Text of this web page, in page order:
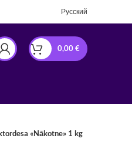
Русский
0,00€
«Nākotne» 1 kg